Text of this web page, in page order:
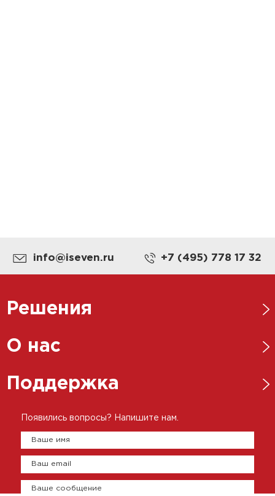
info@iseven.ru +7 (495) 778 17 32
Решения
Нефтегазовая отрасль
Энергетика
О нас
Новости
История
Представительства
Оплата и доставка
Контакты
Поддержка
Каталоги
Брошюры
Сертификаты
Появились вопросы? Напишите нам.
Ваше имя
Ваш email
Ваше сообщение